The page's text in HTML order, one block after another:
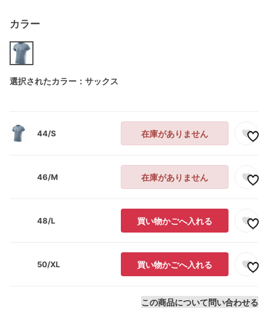
カラー
選択されたカラー：サックス
44/S 在庫がありません
46/M 在庫がありません
48/L 買い物かごへ入れる
50/XL 買い物かごへ入れる
この商品について問い合わせる